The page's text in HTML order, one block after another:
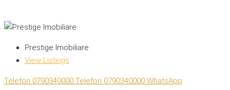
Prestige Imobiliare
View Listings
Telefon 0790340000 Telefon 0790340000 WhatsApp